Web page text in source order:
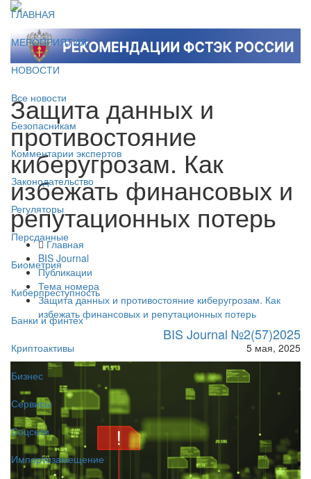
ГЛАВНАЯ
МЕРОПРИЯТИЯ
НОВОСТИ
Все новости
Безопасникам
Комментарии экспертов
Законодательство
Регуляторы
Персданные
Биометрия
Киберпреступность
Банки и финтех
Криптоактивы
Бизнес
Сервисы
Соцсети
Импортозамещение
Защита данных и
противостояние
киберугрозам. Как
избежать финансовых и
репутационных потерь
Главная
BIS Journal
Публикации
Тема номера
Защита данных и противостояние киберугрозам. Как
избежать финансовых и репутационных потерь
BIS Journal №2(57)2025
5 мая, 2025